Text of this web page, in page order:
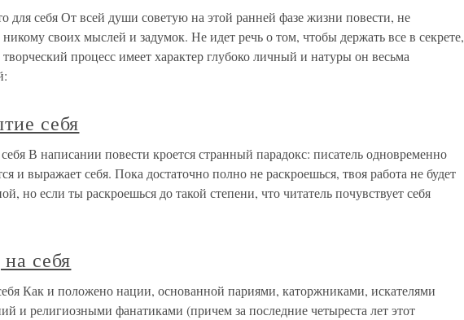
для себя От всей души советую на этой ранней фазе жизни повести, не
никому своих мыслей и задумок. Не идет речь о том, чтобы держать все в секрете,
процесс имеет характер глубоко личный и натуры он весьма
себя
В написании повести кроется странный парадокс: писатель одновременно
и выражает себя. Пока достаточно полно не раскроешься, твоя работа не будет
но если ты раскроешься до такой степени, что читатель почувствует себя
себя
Как и положено нации, основанной париями, каторжниками, искателями
и религиозными фанатиками (причем за последние четыреста лет этот